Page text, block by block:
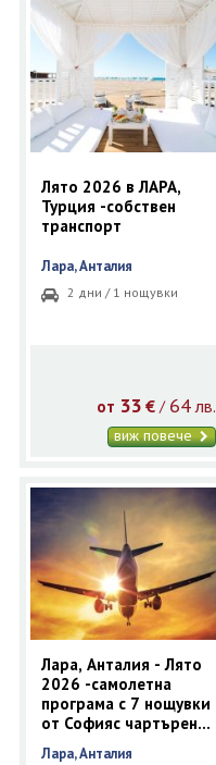
ОЩЕ
ФИРМЕНИ ДОКУМЕНТИ
0700 144 34
ПОСЛЕДВАЙТЕ НИ
Лято 2026 в ЛАРА,
Турция -собствен
транспорт
Лара, Анталия
2 дни / 1 нощувки
от 33 €/ 64 лв.
виж повече
Лара, Анталия - Лято
2026 -самолетна
програма с 7 нощувки
от Софияс чартърен
полет
Лара, Анталия